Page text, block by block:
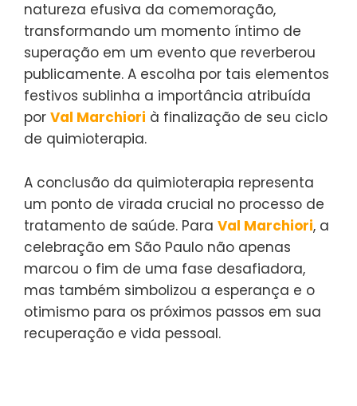
natureza efusiva da comemoração,
transformando um momento íntimo de
superação em um evento que reverberou
publicamente. A escolha por tais elementos
festivos sublinha a importância atribuída
por Val Marchiori à finalização de seu ciclo
de quimioterapia.
A conclusão da quimioterapia representa
um ponto de virada crucial no processo de
tratamento de saúde. Para Val Marchiori, a
celebração em São Paulo não apenas
marcou o fim de uma fase desafiadora,
mas também simbolizou a esperança e o
otimismo para os próximos passos em sua
recuperação e vida pessoal.